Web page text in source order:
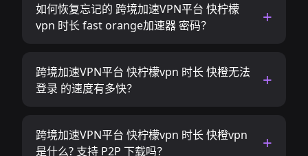
如何恢复忘记的 跨境加速VPN平台 快柠檬
vpn 时长 fast orange加速器 密码？
跨境加速VPN平台 快柠檬vpn 时长 快橙无法
登录 的速度有多快？
跨境加速VPN平台 快柠檬vpn 时长 快橙vpn
是什么? 支持 P2P 下载吗？